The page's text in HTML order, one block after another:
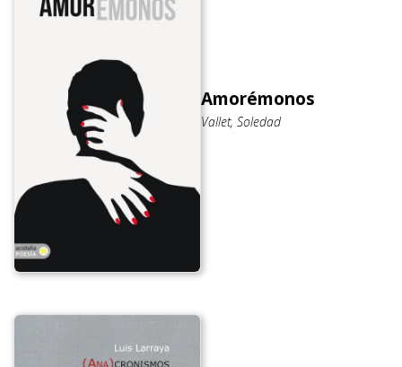
Amorémonos
Vallet, Soledad